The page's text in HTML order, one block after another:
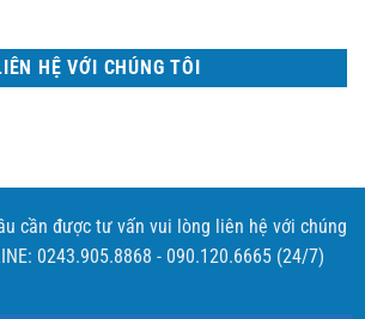
HỆ VỚI CHÚNG TÔI
cần được tư vấn vui lòng liên hệ với chúng
0243.905.8868 - 090.120.6665 (24/7)